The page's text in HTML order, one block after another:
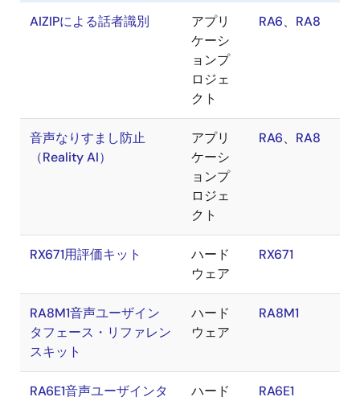
AIZIPによる話者識別
アプリ
ケーシ
ョンプ
ロジェ
クト
RA6、 RA8
音声なりすまし防止
（Reality AI）
アプリ
ケーシ
ョンプ
ロジェ
クト
RA6、 RA8
RX671用評価キット
ハード
ウェア
RX671
RA8M1音声ユーザイン
タフェース・リファレン
スキット
ハード
ウェア
RA8M1
RA6E1音声ユーザインタ
ハード
RA6E1